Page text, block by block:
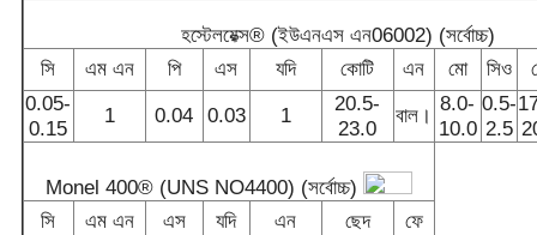
হস্টেলয়েক্স® (ইউএনএস এন06002) (সর্বোচ্চ)
সি
এম এন পি এস যদি কোটি এন মো সিও
0.05-
0.15
1 0.04 0.03 1
20.5-
23.0
বাল। 8.0-
10.0
0.5-
2.5
Monel 400® (UNS NO4400) (সর্বোচ্চ)
সি
এম এন এস যদি এন ছেদ ফে